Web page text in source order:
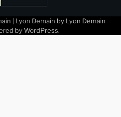
| Lyon Demain by Lyon Demain
byWordPress.